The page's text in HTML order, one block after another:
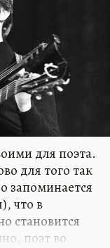
земли, от
от этой
для поэта.
для того так
запоминается
что в
становится
поэт во